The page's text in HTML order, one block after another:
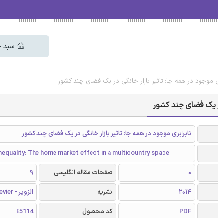
سبد
موجود در همه جا: تاثیر بازار خانگی در یک فضای چند کشور
در یک فضای چند کشور
نابرابری موجود در همه جا: تاثیر بازار خانگی در یک فضای چند کشور
The home market effect in a multicountry space
0 صفحات مقاله انگلیسی
9
2014
نشریه
الزویر - Elsevier
PDF کد محصول E5114